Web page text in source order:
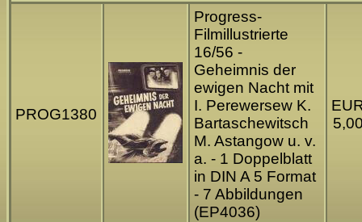
PROG1380
Progress-
Filmillustrierte
16/56 -
Geheimnis der
ewigen Nacht mit
I. Perewersew K.
Bartaschewitsch
M. Astangow u. v.
a. - 1 Doppelblatt
in DIN A 5 Format
- 7 Abbildungen
(EP4036)